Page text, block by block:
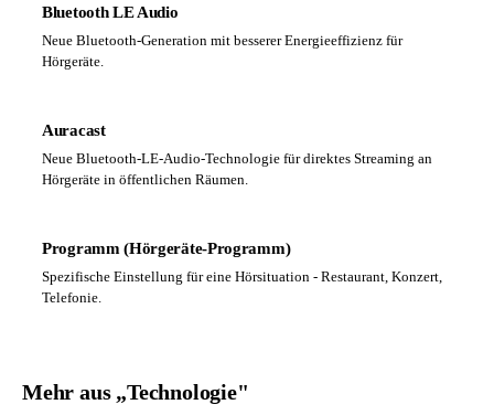
Bluetooth LE Audio
Neue Bluetooth-Generation mit besserer Energieeffizienz für
Hörgeräte.
Auracast
Neue Bluetooth-LE-Audio-Technologie für direktes Streaming an
Hörgeräte in öffentlichen Räumen.
Programm (Hörgeräte-Programm)
Spezifische Einstellung für eine Hörsituation - Restaurant, Konzert,
Telefonie.
Mehr aus „Technologie"